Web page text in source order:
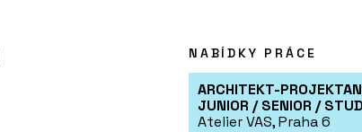
NABÍDKY PRÁCE
ARCHITEKT-
JUNIOR / SENIOR /
Atelier VAS, Praha 6